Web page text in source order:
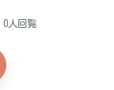
0人回覧